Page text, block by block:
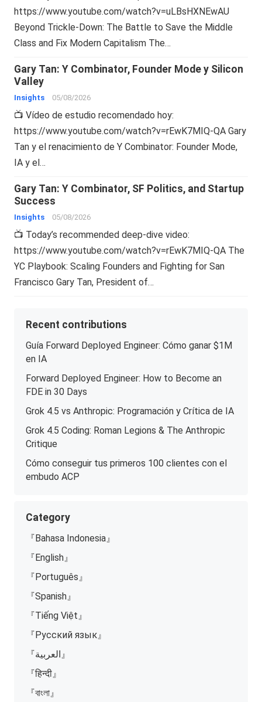
https://www.youtube.com/watch?v=uLBsHXNEwAU
Beyond Trickle-Down: The Battle to Save the Middle
Class and Fix Modern Capitalism The…
Gary Tan: Y Combinator, Founder Mode y Silicon
Valley
Insights 05/08/2026
📺 Vídeo de estudio recomendado hoy:
https://www.youtube.com/watch?v=rEwK7MIQ-QA Gary
Tan y el renacimiento de Y Combinator: Founder Mode,
IA y el…
Gary Tan: Y Combinator, SF Politics, and Startup
Success
Insights 05/08/2026
📺 Today’s recommended deep-dive video:
https://www.youtube.com/watch?v=rEwK7MIQ-QA The
YC Playbook: Scaling Founders and Fighting for San
Francisco Gary Tan, President of…
Recent contributions
Guía Forward Deployed Engineer: Cómo ganar $1M
en IA
Forward Deployed Engineer: How to Become an
FDE in 30 Days
Grok 4.5 vs Anthropic: Programación y Crítica de IA
Grok 4.5 Coding: Roman Legions & The Anthropic
Critique
Cómo conseguir tus primeros 100 clientes con el
embudo ACP
Category
『Bahasa Indonesia』
『English』
『Português』
『Spanish』
『Tiếng Việt』
『Русский язык』
『العربية』
『हिन्दी』
『বাংলা』